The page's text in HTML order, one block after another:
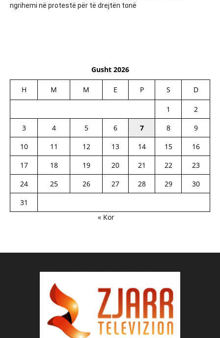
ngrihemi në protestë për të drejtën tonë
Gusht 2026
H M M E P S D
1
2
3
4 5 6 7 8
9
10
11 12 13 14 15
16
17
18 19 20 21 22
23
24
25 26 27 28 29
30
31
« Kor